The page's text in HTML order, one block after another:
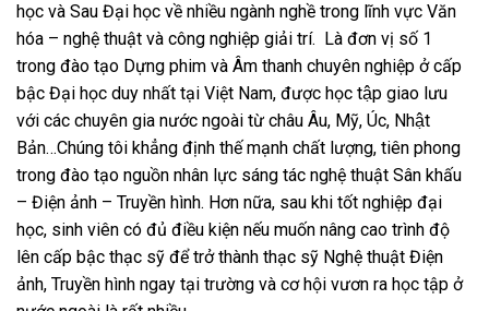
học và Sau Đại học về nhiều ngành nghề trong lĩnh vực Văn
hóa – nghệ thuật và công nghiệp giải trí. Là đơn vị số 1
trong đào tạo Dựng phim và Âm thanh chuyên nghiệp ở cấp
bậc Đại học duy nhất tại Việt Nam, được học tập giao lưu
với các chuyên gia nước ngoài từ châu Âu, Mỹ, Úc, Nhật
Bản…Chúng tôi khẳng định thế mạnh chất lượng, tiên phong
trong đào tạo nguồn nhân lực sáng tác nghệ thuật Sân khấu
– Điện ảnh – Truyền hình. Hơn nữa, sau khi tốt nghiệp đại
học, sinh viên có đủ điều kiện nếu muốn nâng cao trình độ
lên cấp bậc thạc sỹ để trở thành thạc sỹ Nghệ thuật Điện
ảnh, Truyền hình ngay tại trường và cơ hội vươn ra học tập ở